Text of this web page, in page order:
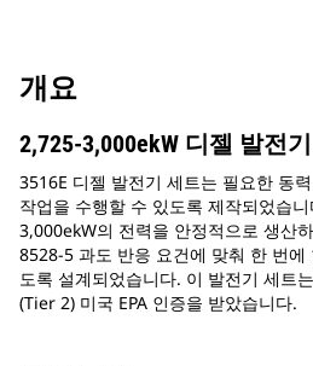
개요
2,725-3,000ekW 디젤 발전
3516E 디젤 발전기 세트는 필요한 동
작업을 수행할 수 있도록 제작되었습
3,000ekW의 전력을 안정적으로 생산
8528-5 과도 반응 요건에 맞춰 한 번
도록 설계되었습니다. 이 발전기 세트
(Tier 2) 미국 EPA 인증을 받았습니다.